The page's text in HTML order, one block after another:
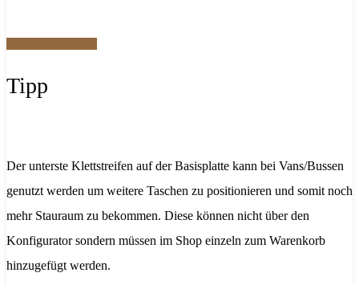
Tipp
Der unterste Klettstreifen auf der Basisplatte kann bei Vans/Bussen
genutzt werden um weitere Taschen zu positionieren und somit noch
mehr Stauraum zu bekommen. Diese können nicht über den
Konfigurator sondern müssen im Shop einzeln zum Warenkorb
hinzugefügt werden.